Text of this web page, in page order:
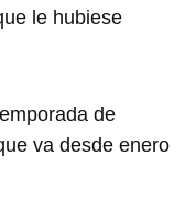
le hubiese
de
va desde enero